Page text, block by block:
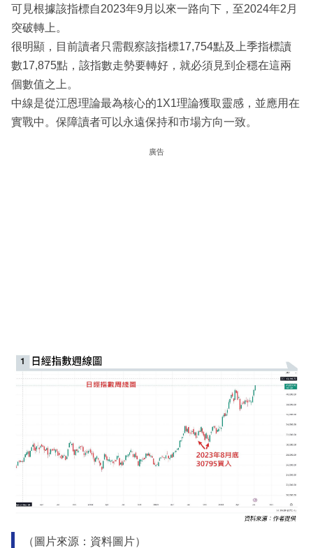
可見根據該指標自2023年9月以來一路向下，至2024年2月
突破轉上。
很明顯，目前讀者只需觀察該指標17,754點及上季指標讀
數17,875點，該指數走勢要轉好，就必須見到企穩在這兩
個數值之上。
中線是從江恩理論最為核心的1X1理論獲取靈感，並應用在
實戰中。保障讀者可以永遠保持和市場方向一致。
廣告
（圖片來源：資料圖片）